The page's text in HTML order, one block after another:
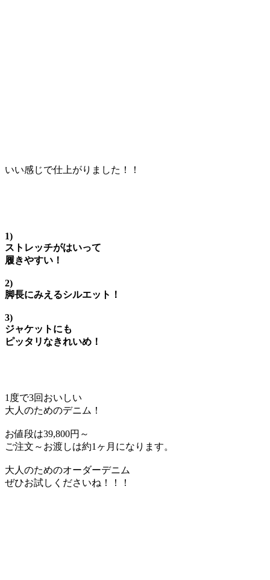
いい感じで仕上がりました！！
1)
ストレッチがはいって
履きやすい！
2)
脚長にみえるシルエット！
3)
ジャケットにも
ピッタリなきれいめ！
1度で3回おいしい
大人のためのデニム！
お値段は39,800円～
ご注文～お渡しは約1ヶ月になります。
大人のためのオーダーデニム
ぜひお試しくださいね！！！